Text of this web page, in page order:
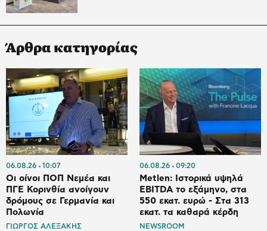
Άρθρα κατηγορίας
06.08.26 10:07
Οι οίνοι ΠΟΠ Νεμέα και
ΠΓΕ Κορινθία ανοίγουν
δρόμους σε Γερμανία και
Πολωνία
ΓΙΩΡΓΟΣ ΑΛΕΞΑΚΗΣ
06.08.26 09:20
Metlen: Ιστορικά υψηλά
EBITDA το εξάμηνο, στα
550 εκατ. ευρώ - Στα 313
εκατ. τα καθαρά κέρδη
NEWSROOM